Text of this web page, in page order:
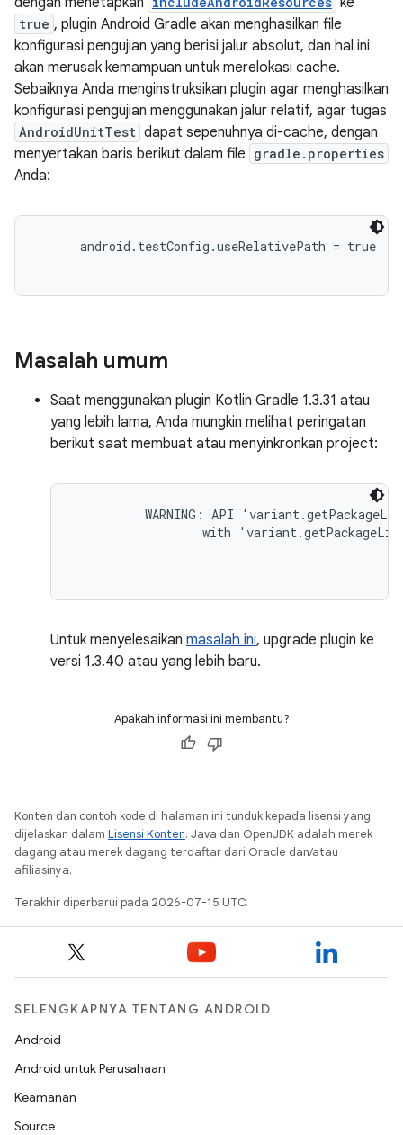
true , plugin Android Gradle akan menghasilkan file
konfigurasi pengujian yang berisi jalur absolut, dan hal ini
akan merusak kemampuan untuk merelokasi cache.
Sebaiknya Anda menginstruksikan plugin agar menghasilkan
konfigurasi pengujian menggunakan jalur relatif, agar tugas
AndroidUnitTest dapat sepenuhnya di-cache, dengan
menyertakan baris berikut dalam file gradle.properties
Anda:
android.testConfig.useRelativePath = true
Masalah umum
Saat menggunakan plugin Kotlin Gradle 1.3.31 atau
yang lebih lama, Anda mungkin melihat peringatan
berikut saat membuat atau menyinkronkan project:
WARNING: API
with
Untuk menyelesaikan masalah ini, upgrade plugin ke
versi 1.3.40 atau yang lebih baru.
Apakah informasi ini membantu?
Konten dan contoh kode di halaman ini tunduk kepada lisensi yang
dijelaskan dalam Lisensi Konten. Java dan OpenJDK adalah merek
dagang atau merek dagang terdaftar dari Oracle dan/atau
afiliasinya.
Terakhir diperbarui pada 2026-07-15 UTC.
SELENGKAPNYA TENTANG ANDROID
Android
Android untuk Perusahaan
Keamanan
Source